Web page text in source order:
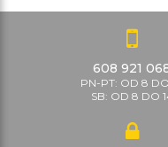
608 921
PN-PT: OD 8
SB: OD 8 DO